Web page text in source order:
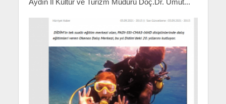
Aydın İl Kültür ve Turizm Müdürü Doç.Dr. Umut...